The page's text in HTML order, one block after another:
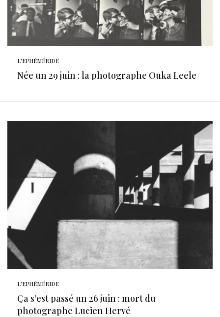
L'EPHÉMÉRIDE
Née un 29 juin : la photographe Ouka Leele
L'EPHÉMÉRIDE
Ça s’est passé un 26 juin : mort du
photographe Lucien Hervé